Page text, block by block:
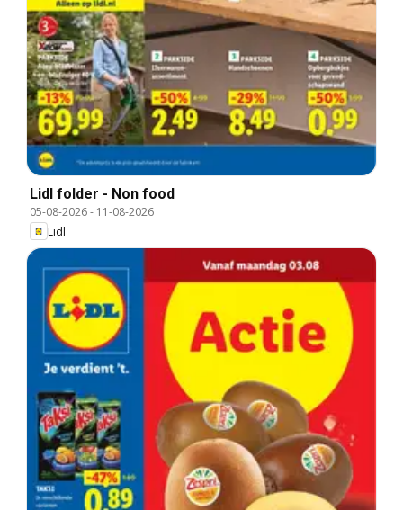
Lidl folder - Non food
05-08-2026- 11-08-2026
Lidl